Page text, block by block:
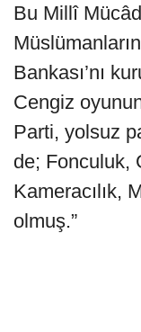
Bu Millî
Bankası’nı
Cengiz
Parti, yolsuz
de; Fonculuk,
Kameracılık,
olmuş.”